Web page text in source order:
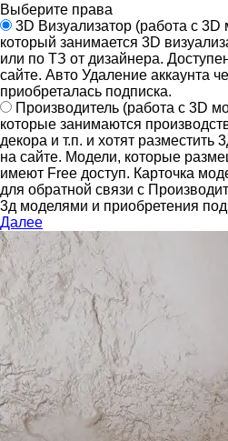
Выберите права
3D Визуализатор (работа с 3D
который занимается 3D
или по ТЗ от дизайнера.
сайте. Авто Удаление аккаунта
приобреталась подписка.
Производитель (работа с 3D
которые занимаются
декора и т.п. и хотят разместить
на сайте. Модели, которые
имеют Free доступ. Карточка
для обратной связи с
3д моделями и приобретения
Далее